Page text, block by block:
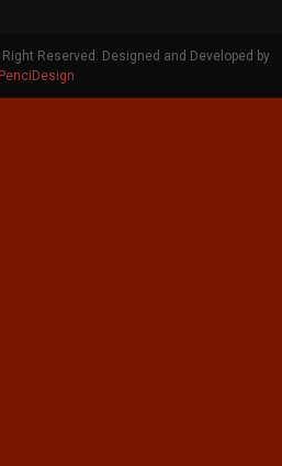
Reserved. Designed and Developed by
PenciDesign